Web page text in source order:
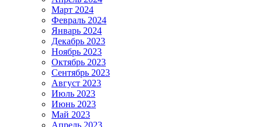
Март 2024
Февраль 2024
Январь 2024
Декабрь 2023
Ноябрь 2023
Октябрь 2023
Сентябрь 2023
Август 2023
Июль 2023
Июнь 2023
Май 2023
Апрель 2023